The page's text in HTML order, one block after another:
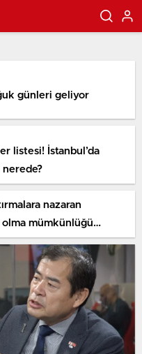
günleri geliyor
listesi! İstanbul’da
nerede?
nazaran
olma mümkünlüğü